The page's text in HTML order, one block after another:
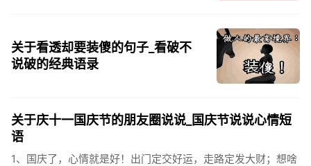
关于看透却要装傻的句子_看破不
说破的经典语录
关于庆十一国庆节的朋友圈说说_国庆节说说心情短
语
1、国庆了，心情就是好！出门定交好运，走路定发大财；想啥